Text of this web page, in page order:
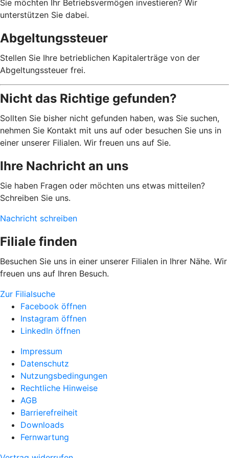
Sie möchten Ihr Betriebsvermögen investieren? Wir
unterstützen Sie dabei.
Abgeltungssteuer
Stellen Sie Ihre betrieblichen Kapitalerträge von der
Abgeltungssteuer frei.
Nicht das Richtige gefunden?
Sollten Sie bisher nicht gefunden haben, was Sie suchen,
nehmen Sie Kontakt mit uns auf oder besuchen Sie uns in
einer unserer Filialen. Wir freuen uns auf Sie.
Ihre Nachricht an uns
Sie haben Fragen oder möchten uns etwas mitteilen?
Schreiben Sie uns.
Nachricht schreiben
Filiale finden
Besuchen Sie uns in einer unserer Filialen in Ihrer Nähe. Wir
freuen uns auf Ihren Besuch.
Zur Filialsuche
Facebook öffnen
Instagram öffnen
LinkedIn öffnen
Impressum
Datenschutz
Nutzungsbedingungen
Rechtliche Hinweise
AGB
Barrierefreiheit
Downloads
Fernwartung